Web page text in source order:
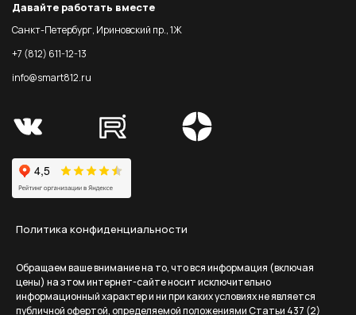
Давайте работать вместе
Санкт-Петербург, Ириновский пр., 1Ж
+7 (812) 611-12-13
info@smart812.ru
Политика конфиденциальности
Обращаем ваше внимание на то, что вся информация (включая
цены) на этом интернет-сайте носит исключительно
информационный характер и ни при каких условиях не является
публичной офертой, определяемой положениями Статьи 437 (2)